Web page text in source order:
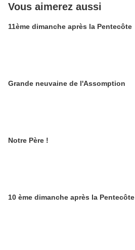
Vous aimerez aussi
11ème dimanche après la Pentecôte
Grande neuvaine de l'Assomption
Notre Père !
10 ème dimanche après la Pentecôte